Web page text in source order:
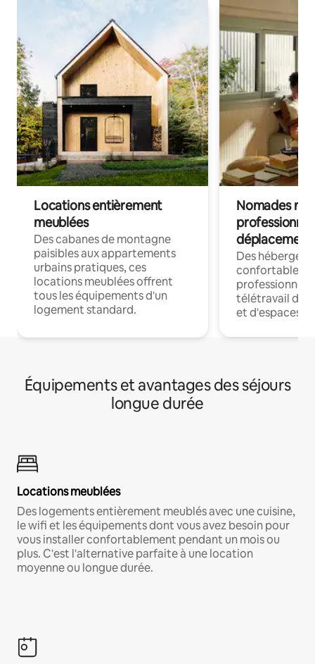
Locations entièrement
meublées
Des cabanes de montagne
paisibles aux appartements
urbains pratiques, ces
locations meublées offrent
tous les équipements d'un
logement standard.
Nomades
déplacement
Des
confortables
professionnels
télétravail
et d'espaces
Équipements et avantages des séjours
longue durée
Locations meublées
Des logements entièrement meublés avec une cuisine,
le wifi et les équipements dont vous avez besoin pour
vous installer confortablement pendant un mois ou
plus. C'est l'alternative parfaite à une location
moyenne ou longue durée.